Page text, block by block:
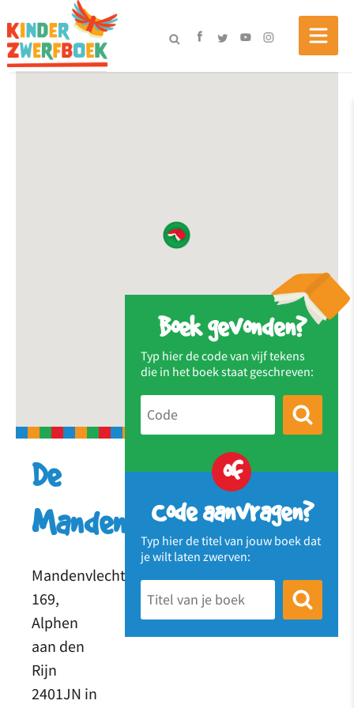
Boek gevonden?
Typ hier de code van vijf tekens
die in het boek staat geschreven:
of
Code aanvragen?
Typ hier de titel van jouw boek dat
je wilt laten zwerven:
De
Mandenvlechter
Mandenvlechter
169,
Alphen
aan den
Rijn
2401JN in